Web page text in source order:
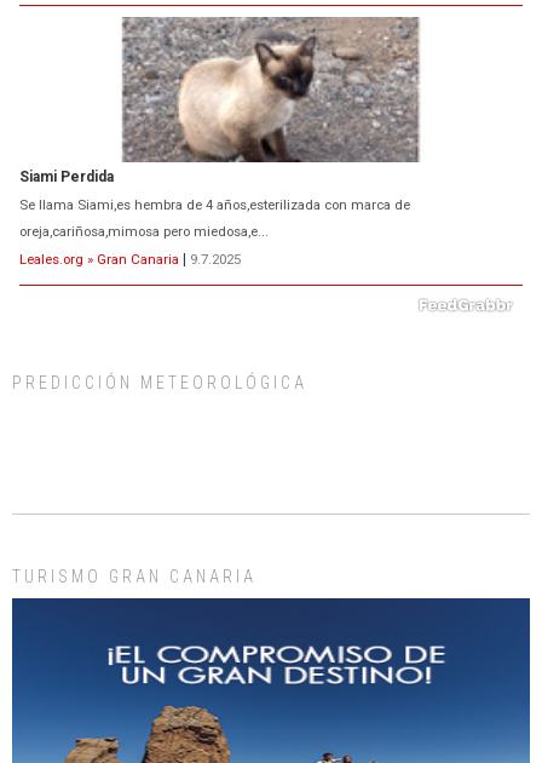
Siami Perdida
Se llama Siami,es hembra de 4 años,esterilizada con marca de
oreja,cariñosa,mimosa pero miedosa,e...
Leales.org » Gran Canaria | 9.7.2025
días, ella incluida...
Gato manso encontrado
PREDICCIÓN METEOROLÓGICA
TURISMO GRAN CANARIA